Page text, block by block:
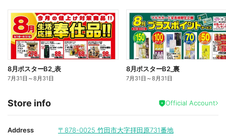
8月ポスターB2_表
7月31日 ～8月31日
8月ポスターB2_裏
7月31日 ～8月31日
Store info Official Account
Address 〒878-0025 竹田市大字拝田原731番地